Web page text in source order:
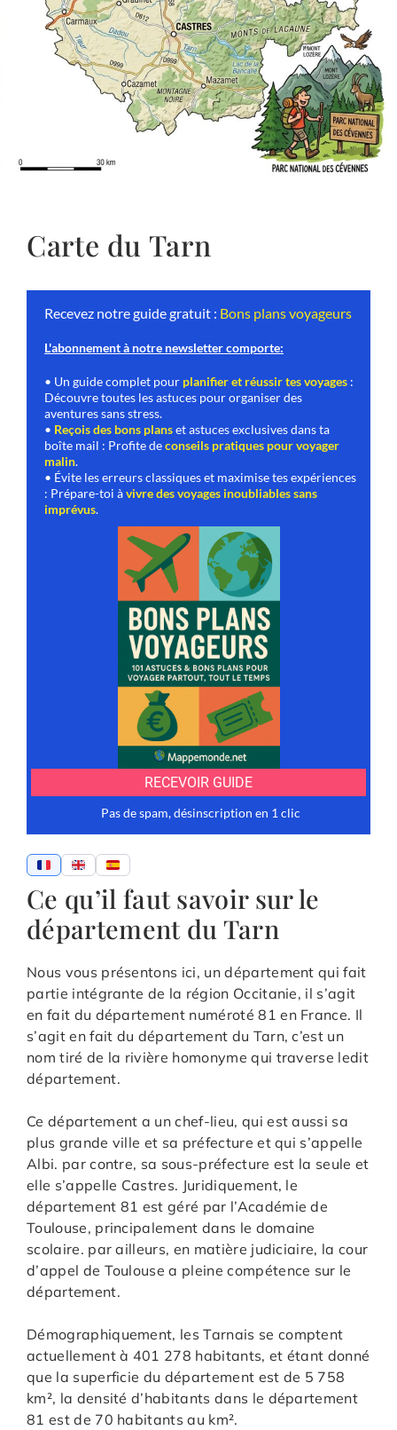
Carte du Tarn
Ce qu’il faut savoir sur le
département du Tarn
Nous vous présentons ici, un département qui fait
partie intégrante de la région Occitanie, il s’agit
en fait du département numéroté 81 en France. Il
s’agit en fait du département du Tarn, c’est un
nom tiré de la rivière homonyme qui traverse ledit
département.
Ce département a un chef-lieu, qui est aussi sa
plus grande ville et sa préfecture et qui s’appelle
Albi. par contre, sa sous-préfecture est la seule et
elle s’appelle Castres. Juridiquement, le
département 81 est géré par l’Académie de
Toulouse, principalement dans le domaine
scolaire. par ailleurs, en matière judiciaire, la cour
d’appel de Toulouse a pleine compétence sur le
département.
Démographiquement, les Tarnais se comptent
actuellement à 401 278 habitants, et étant donné
que la superficie du département est de 5 758
km², la densité d’habitants dans le département
81 est de 70 habitants au km².